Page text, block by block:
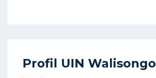
Profil UIN Walisongo